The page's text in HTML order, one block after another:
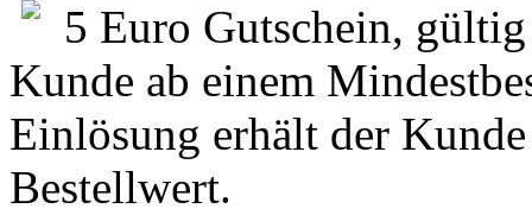
5 Euro Gutschein,
Kunde ab einem
Einlösung erhält der
Bestellwert.